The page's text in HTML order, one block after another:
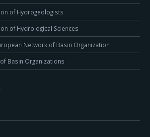
of Hydrogeologists
of Hydrological Sciences
Network of Basin Organization
Basin Organizations